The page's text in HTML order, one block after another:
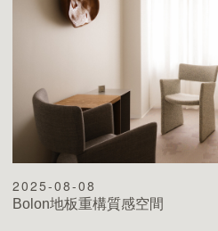
2025-08-08
Bolon地板重構質感空間